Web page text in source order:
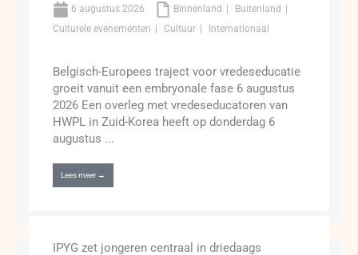
6 augustus 2026 Binnenland
Buitenland
Culturele evenementen
Cultuur Internationaal
Belgisch-Europees traject voor vredeseducatie
groeit vanuit een embryonale fase 6 augustus
2026 Een overleg met vredeseducatoren van
HWPL in Zuid-Korea heeft op donderdag 6
augustus ...
Lees meer →
IPYG zet jongeren centraal in driedaags